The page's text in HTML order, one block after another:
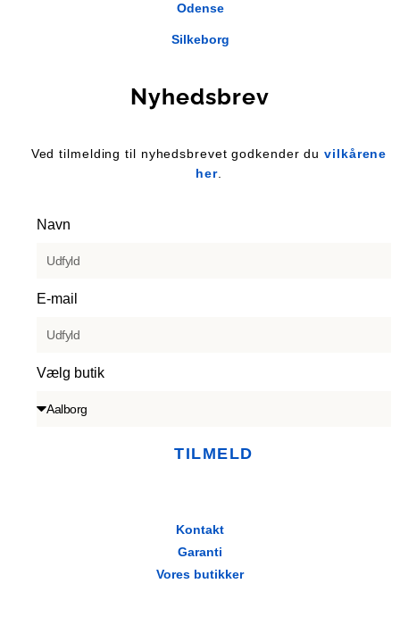
Odense
Silkeborg
Nyhedsbrev
Ved tilmelding til nyhedsbrevet godkender duvilkårene
her.
Navn
E-mail
Vælg butik
TILMELD
Kontakt
Garanti
Vores butikker